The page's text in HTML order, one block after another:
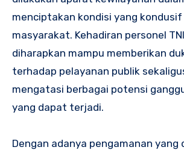
menciptakan kondisi yang
masyarakat. Kehadiran personel
diharapkan mampu memberikan
terhadap pelayanan publik
mengatasi berbagai potensi
yang dapat terjadi.
Dengan adanya pengamanan yang